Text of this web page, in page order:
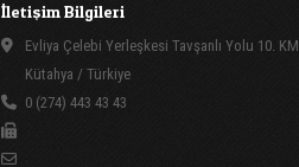
İletişim Bilgileri
Evliya Çelebi Yerleşkesi Tavşanlı Yolu 10. KM
Kütahya / Türkiye
0 (274) 443 43 43